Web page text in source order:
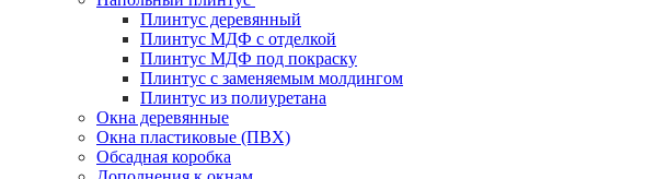
Плинтус деревянный
Плинтус МДФ с отделкой
Плинтус МДФ под покраску
Плинтус с заменяемым молдингом
Плинтус из полиуретана
Окна деревянные
Окна пластиковые (ПВХ)
Обсадная коробка